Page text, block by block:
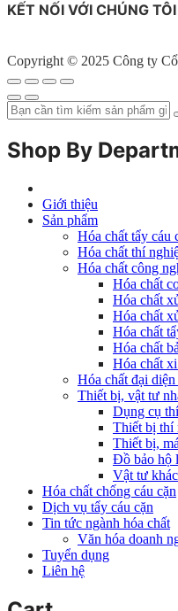
KẾT NỐI VỚI CHÚNG TÔI
Copyright © 2025 Công ty
Shop By
Giới thiệu
Sản phẩm
Hóa chất tẩy cáu
Hóa chất thí
Hóa chất công
Hóa chất
Hóa chất
Hóa chất
Hóa chất
Hóa chất
Hóa chất
Hóa chất đại
Thiết bị, vật tư
Dụng cụ
Thiết bị thí
Thiết bị,
Đồ bảo hộ
Vật tư khác
Hóa chất chống cáu cặn
Dịch vụ tẩy cáu cặn
Tin tức ngành hóa chất
Văn hóa doanh
Tuyển dụng
Liên hệ